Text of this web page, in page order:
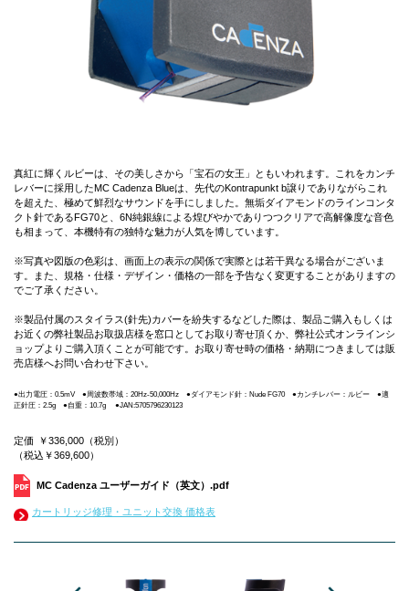
真紅に輝くルビーは、その美しさから「宝石の女王」ともいわれます。これをカンチ
レバーに採用したMC Cadenza Blueは、先代のKontrapunkt b譲りでありながらこれ
を超えた、極めて鮮烈なサウンドを手にしました。無垢ダイアモンドのラインコンタ
クト針であるFG70と、6N純銀線による煌びやかでありつつクリアで高解像度な音色
も相まって、本機特有の独特な魅力が人気を博しています。
※写真や図版の色彩は、画面上の表示の関係で実際とは若干異なる場合がございま
す。また、規格・仕様・デザイン・価格の一部を予告なく変更することがありますの
でご了承ください。
※製品付属のスタイラス(針先)カバーを紛失するなどした際は、製品ご購入もしくは
お近くの弊社製品お取扱店様を窓口としてお取り寄せ頂くか、弊社公式オンラインシ
ョップよりご購入頂くことが可能です。お取り寄せ時の価格・納期につきましては販
売店様へお問い合わせ下さい。
●出力電圧：0.5mV ●周波数帯域：20Hz-50,000Hz ●ダイアモンド針：Nude FG70 ●カンチレバー：ルビー ●適
正針圧：2.5g ●自重：10.7g ●JAN:5705796230123
定価 ￥336,000 （税別）
（税込￥369,600）
MC Cadenza ユーザーガイド（英文）.pdf
カートリッジ修理・ユニット交換 価格表